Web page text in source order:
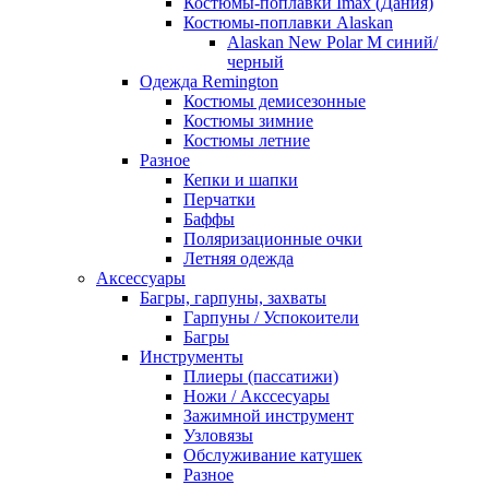
Костюмы-поплавки Alaskan
Alaskan New Polar M синий/
черный
Одежда Remington
Костюмы демисезонные
Костюмы зимние
Костюмы летние
Разное
Кепки и шапки
Перчатки
Баффы
Поляризационные очки
Летняя одежда
Аксессуары
Багры, гарпуны, захваты
Гарпуны / Успокоители
Багры
Инструменты
Плиеры (пассатижи)
Ножи / Акссесуары
Зажимной инструмент
Узловязы
Обслуживание катушек
Разное